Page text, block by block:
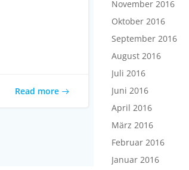
Read more
November 2016
Oktober 2016
September 2016
August 2016
Juli 2016
Juni 2016
April 2016
März 2016
Februar 2016
Januar 2016